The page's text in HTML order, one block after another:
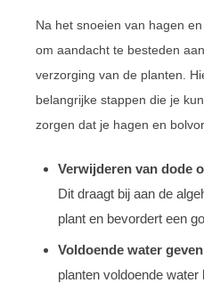
Na het snoeien van hagen
om aandacht te besteden
verzorging van de planten.
belangrijke stappen die je
zorgen dat je hagen en
Verwijderen van dode
Dit draagt bij aan de
plant en bevordert een
Voldoende water
planten voldoende